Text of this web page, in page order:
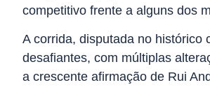
competitivo frente a alguns dos
A corrida, disputada no histórico
desafiantes, com múltiplas
a crescente afirmação de Rui